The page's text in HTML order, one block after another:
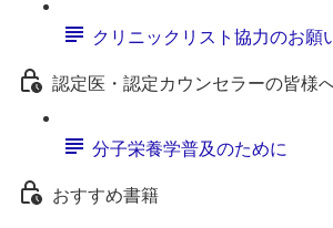
クリニックリスト協力のお願
認定医・認定カウンセラーの皆様
分子栄養学普及のために
おすすめ書籍